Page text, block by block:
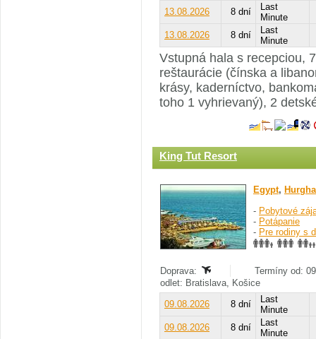
13.08.2026
8 dní
Last
Minute
13.08.2026
8 dní
Last
Minute
Vstupná hala s recepciou,
reštaurácie (čínska a
krásy, kaderníctvo,
toho 1 vyhrievaný), 2
King Tut Resort
Egypt,
- Pobytové
- Potápanie
- Pre rodiny s
Doprava:
Termíny od:
odlet: Bratislava, Košice
09.08.2026
8 dní
Last
Minute
09.08.2026
8 dní
Last
Minute